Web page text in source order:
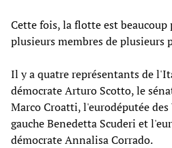
Cette fois, la flotte est
plusieurs membres de plusieurs
Il y a quatre représentants de
démocrate Arturo Scotto, le
Marco Croatti, l'eurodéputée
gauche Benedetta Scuderi et
démocrate Annalisa Corrado.